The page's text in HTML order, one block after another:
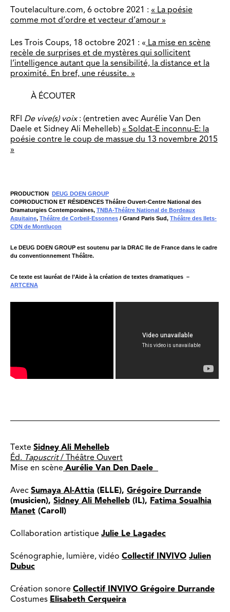
Toutelaculture.com, 6 octobre 2021 : « La poésie
comme mot d’ordre et vecteur d’amour »
Les Trois Coups, 18 octobre 2021 : « La mise en scène
recèle de surprises et de mystères qui sollicitent
l’intelligence autant que la sensibilité, la distance et la
proximité. En bref, une réussite. »
À ÉCOUTER
RFI De vive(s) voix : (entretien avec Aurélie Van Den
Daele et Sidney Ali Mehelleb) « Soldat-E inconnu-E: la
poésie contre le coup de massue du 13 novembre 2015
»
PRODUCTION
DEUG DOEN GROUP
COPRODUCTION ET RÉSIDENCES Théâtre Ouvert-Centre National des
Dramaturgies Contemporaines, TNBA-Théâtre National de Bordeaux
Aquitaine, Théâtre de Corbeil-Essonnes / Grand Paris Sud, Théâtre des Ilets-
CDN de Montluçon
Le DEUG DOEN GROUP est soutenu par la DRAC Ile de France dans le cadre
du conventionnement Théâtre.
Ce texte est lauréat de l’Aide à la création de textes dramatiques –
ARTCENA
Texte Sidney Ali Mehelleb
Éd. Tapuscrit/ Théâtre Ouvert
Mise en scène Aurélie Van Den Daele
Avec Sumaya Al-Attia (ELLE), Grégoire Durrande
(musicien), Sidney Ali Mehelleb (IL), Fatima Soualhia
Manet (Caroll)
Collaboration artistique Julie Le Lagadec
Scénographie, lumière, vidéo Collectif INVIVO Julien
Dubuc
Création sonore Collectif INVIVO Grégoire Durrande
Costumes Elisabeth Cerqueira